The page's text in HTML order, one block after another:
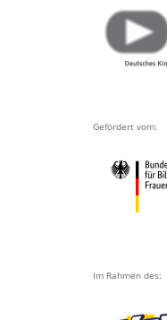
Gefördert vom:
Im Rahmen des: